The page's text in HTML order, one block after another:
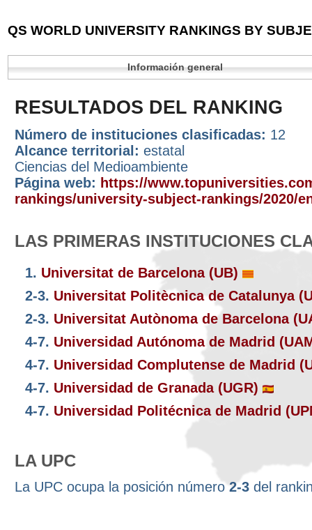
QS WORLD UNIVERSITY RANKINGS BY
Información general
RESULTADOS DEL RANKING
Número de instituciones clasificadas: 12
Alcance territorial: estatal
Ciencias del Medioambiente
Página web: https://
rankings/university-subject-rankings/2020/
LAS PRIMERAS INSTITUCIONES
1. Universitat de Barcelona (UB)
2-3. Universitat Politècnica de Catalunya
2-3. Universitat Autònoma de Barcelona
4-7. Universidad Autónoma de Madrid
4-7. Universidad Complutense de Madrid
4-7. Universidad de Granada (UGR)
4-7. Universidad Politécnica de Madrid
LA UPC
La UPC ocupa la posición número2-3 del